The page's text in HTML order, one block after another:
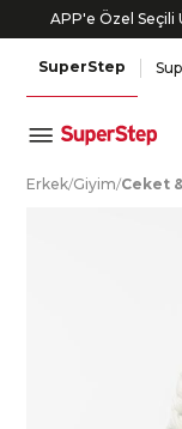
APP'e Özel Seçili
SuperStep
Erkek/Giyim/Ceket